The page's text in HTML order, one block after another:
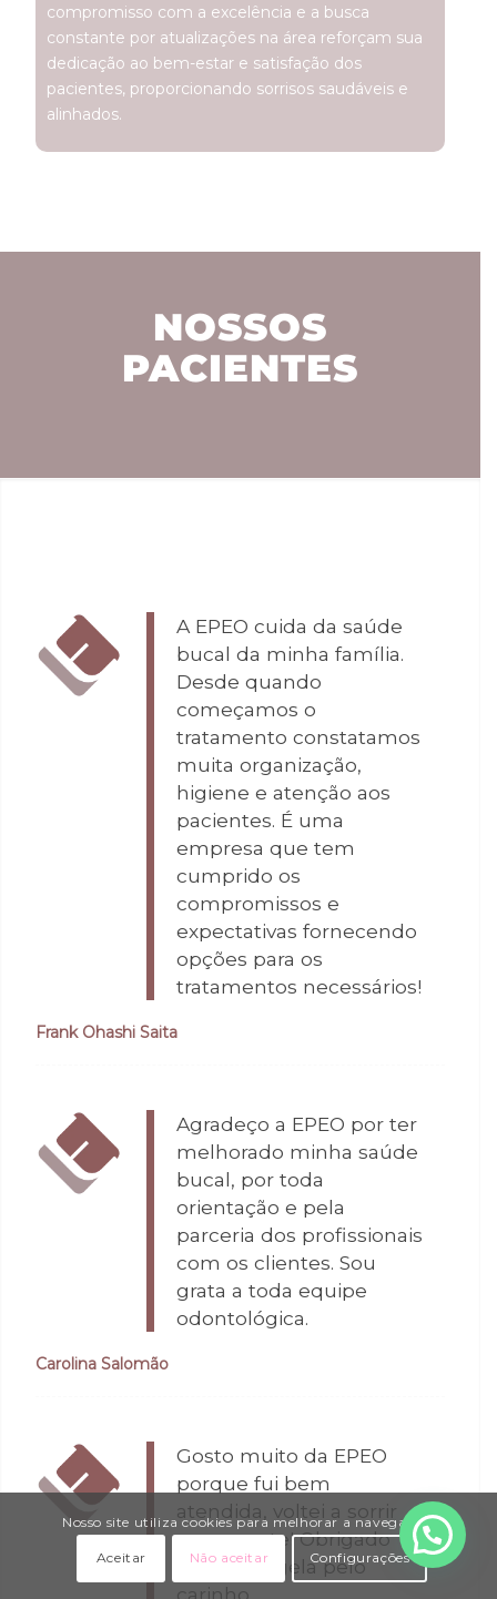
compromisso com a excelência e a busca
constante por atualizações na área reforçam sua
dedicação ao bem-estar e satisfação dos
pacientes, proporcionando sorrisos saudáveis e
alinhados.
NOSSOS
PACIENTES
A EPEO cuida da saúde
bucal da minha família.
Desde quando
começamos o
tratamento constatamos
muita organização,
higiene e atenção aos
pacientes. É uma
empresa que tem
cumprido os
compromissos e
expectativas fornecendo
opções para os
tratamentos necessários!
Frank Ohashi Saita
Agradeço a EPEO por ter
melhorado minha saúde
bucal, por toda
orientação e pela
parceria dos profissionais
com os clientes. Sou
grata a toda equipe
odontológica.
Carolina Salomão
Gosto muito da EPEO
porque fui bem
atendida, voltei a sorrir
novamente! Obrigado
Dra. Elizângela pelo
carinho.
Nosso site utiliza cookies para melhorar a navegação.
Aceitar Não aceitar Configurações